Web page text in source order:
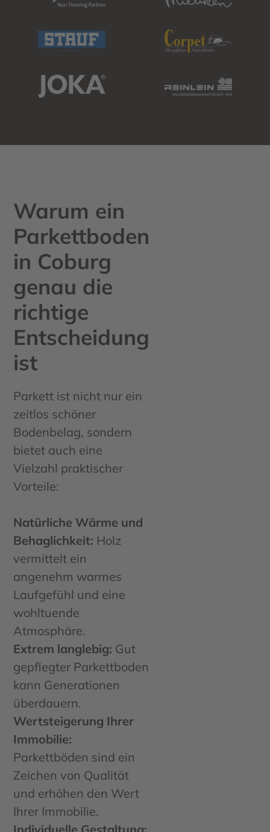
Warum ein
Parkettboden
in Coburg
genau die
richtige
Entscheidung
ist
Parkett ist nicht nur ein
zeitlos schöner
Bodenbelag, sondern
bietet auch eine
Vielzahl praktischer
Vorteile:
Natürliche Wärme und
Behaglichkeit: Holz
vermittelt ein
angenehm warmes
Laufgefühl und eine
wohltuende
Atmosphäre.
Extrem langlebig: Gut
gepflegter Parkettboden
kann Generationen
überdauern.
Wertsteigerung Ihrer
Immobilie:
Parkettböden sind ein
Zeichen von Qualität
und erhöhen den Wert
Ihrer Immobilie.